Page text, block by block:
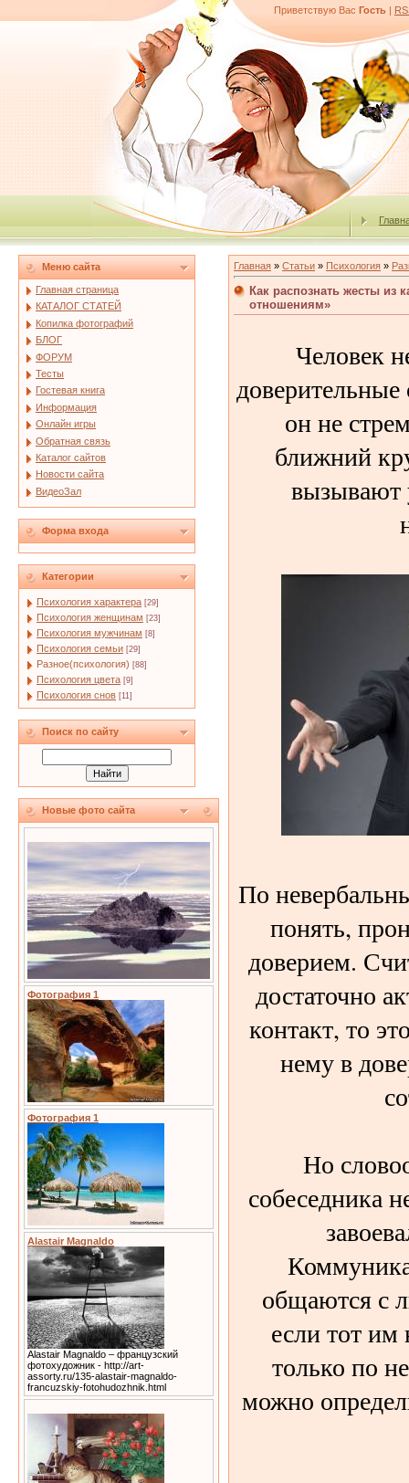
Приветствую Вас Гость |
Меню сайта
Главная страница
КАТАЛОГ СТАТЕЙ
Копилка фотографий
БЛОГ
ФОРУМ
Тесты
Гостевая книга
Информация
Онлайн игры
Обратная связь
Каталог сайтов
Новости сайта
ВидеоЗал
Форма входа
Категории
Психология характера [29]
Психология женщинам [23]
Психология мужчинам [8]
Психология семьи [29]
Разное(психология) [88]
Психология цвета [9]
Психология снов [11]
Поиск по сайту
Новые фото сайта
Фотография 1
Фотография 1
Alastair Magnaldo
Alastair Magnaldo – французский
фотохудожник - http://art-
assorty.ru/135-alastair-magnaldo-
francuzskiy-fotohudozhnik.html
Главная » Статьи » Психология »
Как распознать жесты из
отношениям»
Человек
он не
ближний
вызывают
По
понять,
доверием.
достаточно
контакт, то
нему в
Но
собеседника
общаются с
если тот им
только по
можно